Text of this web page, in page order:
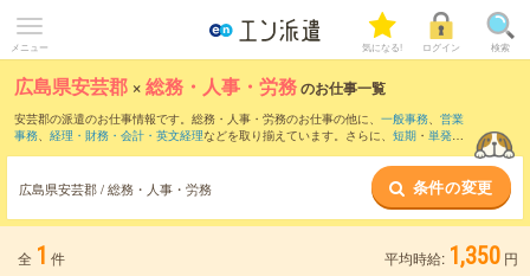
メニュー 気になる! ログイン 検索
広島県安芸郡 ×総務・人事・労務のお仕事一覧
安芸郡の派遣のお仕事情報です。総務・人事・労務のお仕事の他に、 一般事務、 営業
事務、 経理・財務・会計・英文経理などを取り揃えています。さらに、 短期 ・ 単発な
広島県安芸郡 / 総務・人事・労務 条件の変更
全 1 件 平均時給: 1,350 円